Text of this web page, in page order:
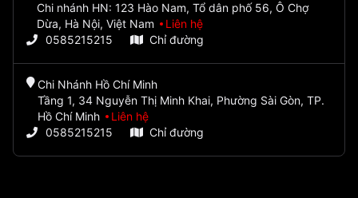
Chi nhánh HN: 123 Hào Nam, Tổ dân phố 56, Ô Chợ
Dừa, Hà Nội, Việt Nam
Liên hệ
0585215215
Chỉ đường
Chi Nhánh Hồ Chí Minh
Tầng 1, 34 Nguyễn Thị Minh Khai, Phường Sài Gòn, TP.
Hồ Chí Minh
Liên hệ
0585215215
Chỉ đường